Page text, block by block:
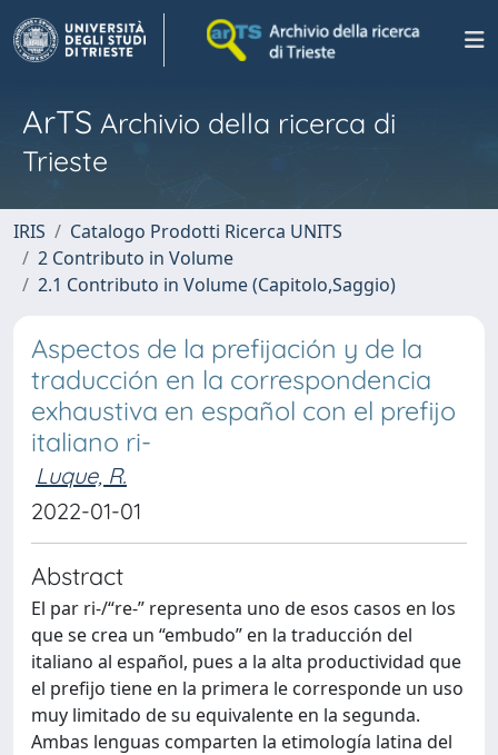
ArTS Archivio della ricerca di
Trieste
IRIS
Catalogo Prodotti Ricerca UNITS
2 Contributo in Volume
2.1 Contributo in Volume (Capitolo,Saggio)
Aspectos de la prefijación y de la
traducción en la correspondencia
exhaustiva en español con el prefijo
italiano ri-
Luque, R.
2022-01-01
Abstract
El par ri-/“re-” representa uno de esos casos en los
que se crea un “embudo” en la traducción del
italiano al español, pues a la alta productividad que
el prefijo tiene en la primera le corresponde un uso
muy limitado de su equivalente en la segunda.
Ambas lenguas comparten la etimología latina del